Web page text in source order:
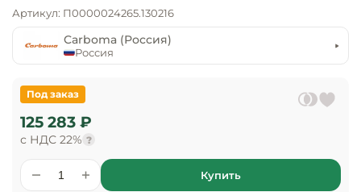
Оснащение
Оснащение
Разработка
торгового
оборудования
Артикул: П0000024265.130216
Carboma (Россия)
Россия
125 283 ₽
с НДС 22% ?
Под заказ
Купить